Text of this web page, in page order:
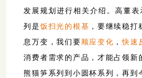
发展规划进行相关介绍。高董表
列是饭扫光的根基 ，要继续稳打
息万变，我们要顺应变化 ，快速
消费者需求的产品，才能占领新
熊猫笋系列到 小圆杯系列 ，再到